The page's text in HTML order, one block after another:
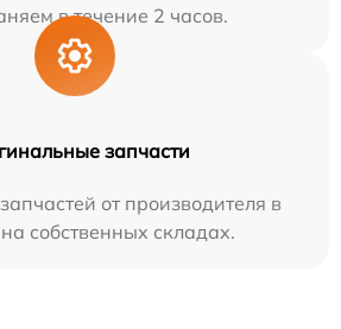
в течение 2 часов.
запчасти
от производителя в
собственных складах.